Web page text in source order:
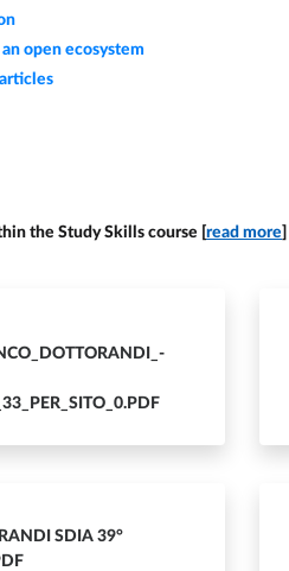
open ecosystem
the Study Skills course [read more]
SDIA 39°